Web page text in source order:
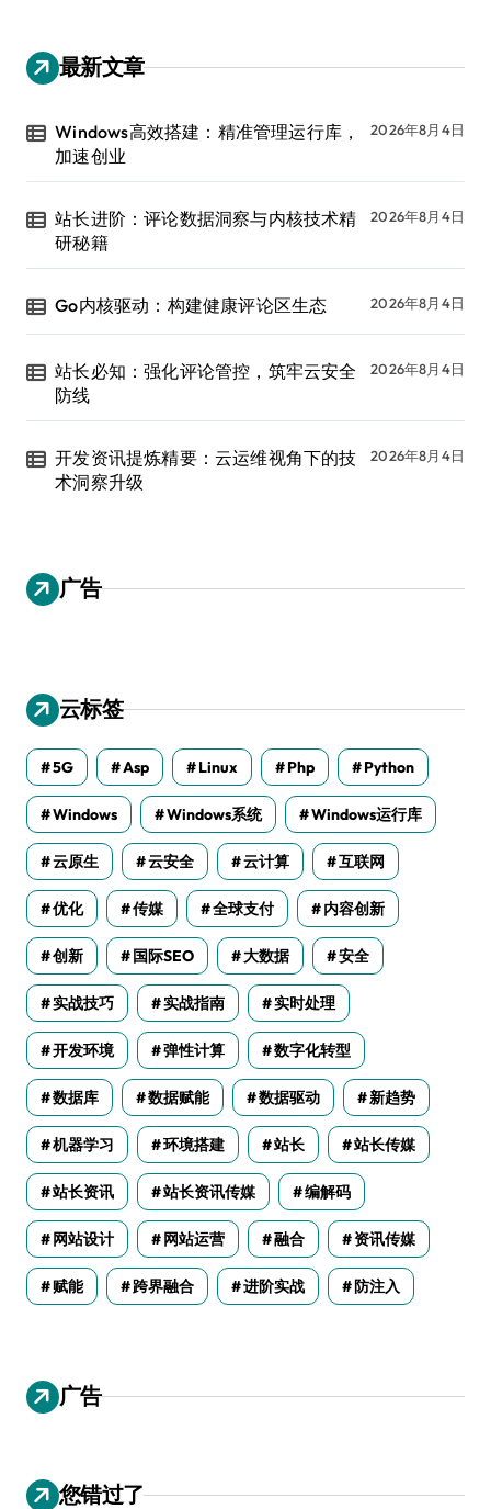
最新文章
Windows高效搭建：精准管理运行库，
加速创业
2026年8月4日
站长进阶：评论数据洞察与内核技术精
研秘籍
2026年8月4日
Go内核驱动：构建健康评论区生态 2026年8月4日
站长必知：强化评论管控，筑牢云安全
防线
2026年8月4日
开发资讯提炼精要：云运维视角下的技
术洞察升级
2026年8月4日
广告
云标签
5G Asp Linux Php Python
Windows Windows系统 Windows运行库
云原生 云安全 云计算 互联网
优化 传媒 全球支付 内容创新
创新 国际SEO 大数据 安全
实战技巧 实战指南 实时处理
开发环境 弹性计算 数字化转型
数据库 数据赋能 数据驱动 新趋势
机器学习 环境搭建 站长 站长传媒
站长资讯 站长资讯传媒 编解码
网站设计 网站运营 融合 资讯传媒
赋能 跨界融合 进阶实战 防注入
广告
您错过了